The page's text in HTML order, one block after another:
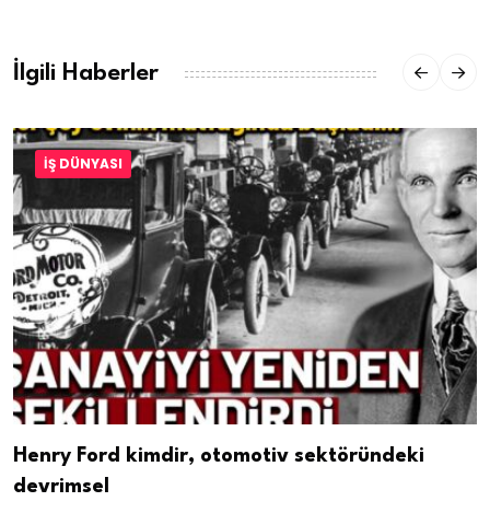
İlgili Haberler
İŞ DÜNYASI
Henry Ford kimdir, otomotiv sektöründeki
devrimsel